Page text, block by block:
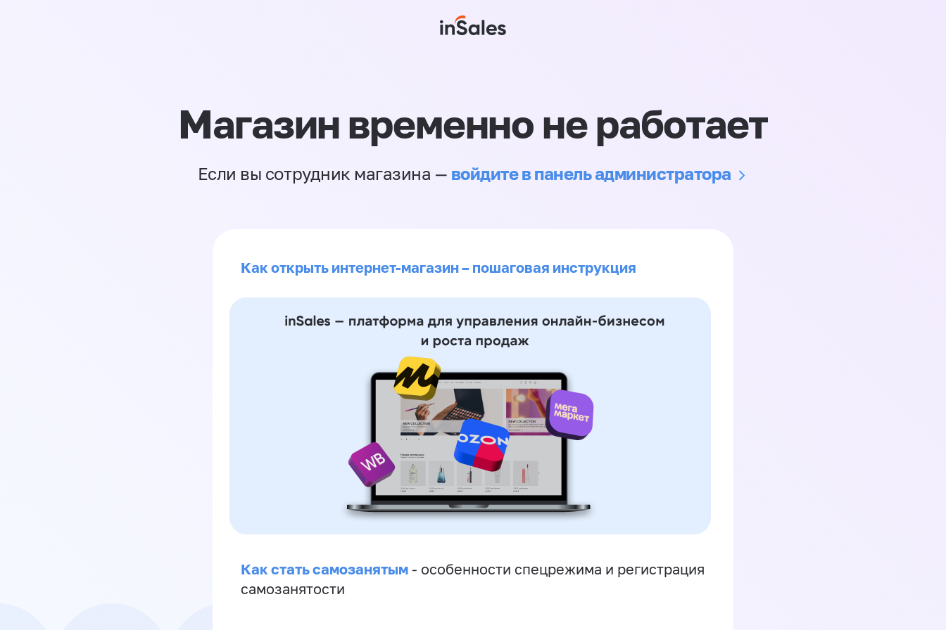
Магазин временно не работает
Если вы сотрудник магазина — войдите в панель администратора
Как открыть интернет-магазин – пошаговая инструкция
Как стать самозанятым - особенности спецрежима и регистрация
самозанятости